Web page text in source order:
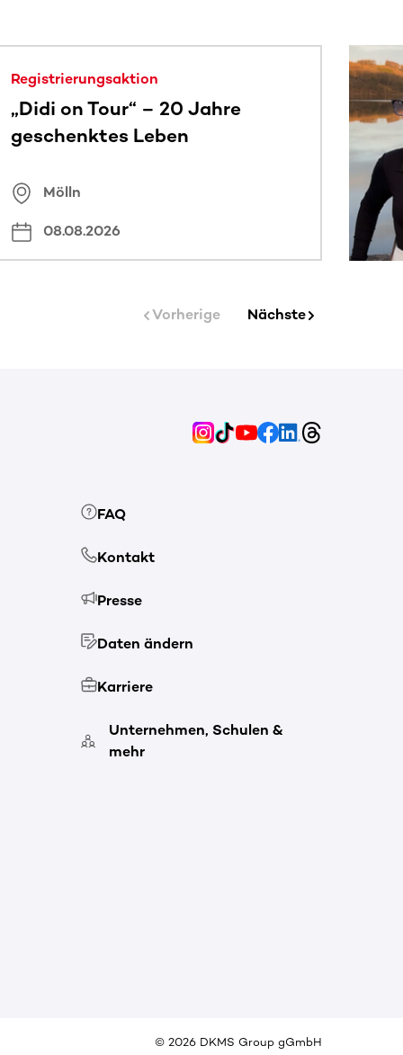
Registrierungsaktion
„Didi on Tour“ – 20 Jahre
geschenktes Leben
Mölln
08.08.2026
Vorherige Nächste
FAQ
Kontakt
Presse
Daten ändern
Karriere
Unternehmen, Schulen &
mehr
© 2026 DKMS Group gGmbH